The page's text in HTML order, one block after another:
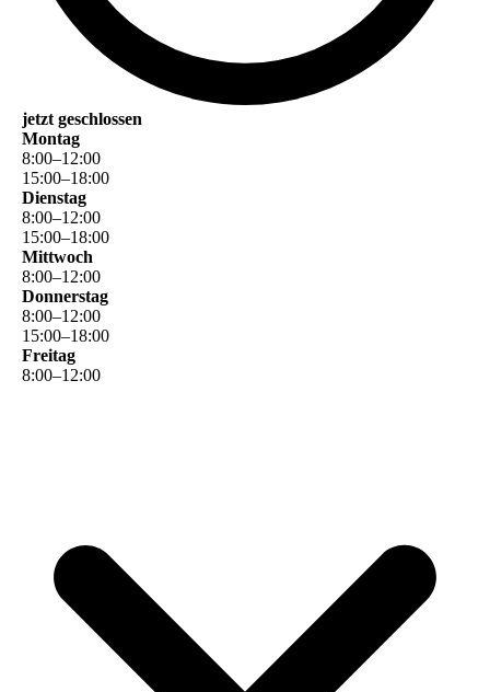
jetzt geschlossen
Montag
8:00–12:00
15:00–18:00
Dienstag
8:00–12:00
15:00–18:00
Mittwoch
8:00–12:00
Donnerstag
8:00–12:00
15:00–18:00
Freitag
8:00–12:00